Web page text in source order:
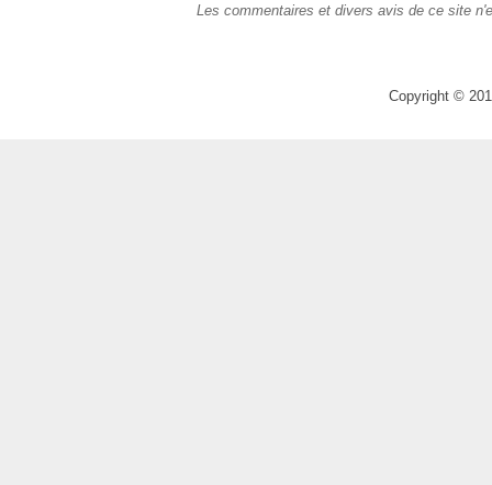
Les commentaires et divers avis de ce site
Copyright ©